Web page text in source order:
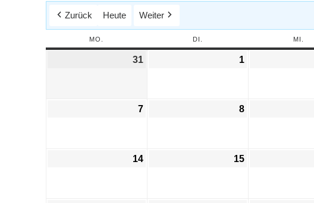
Zurück Heute Weiter
MO. DI. MI.
31 1
7 8
14 15